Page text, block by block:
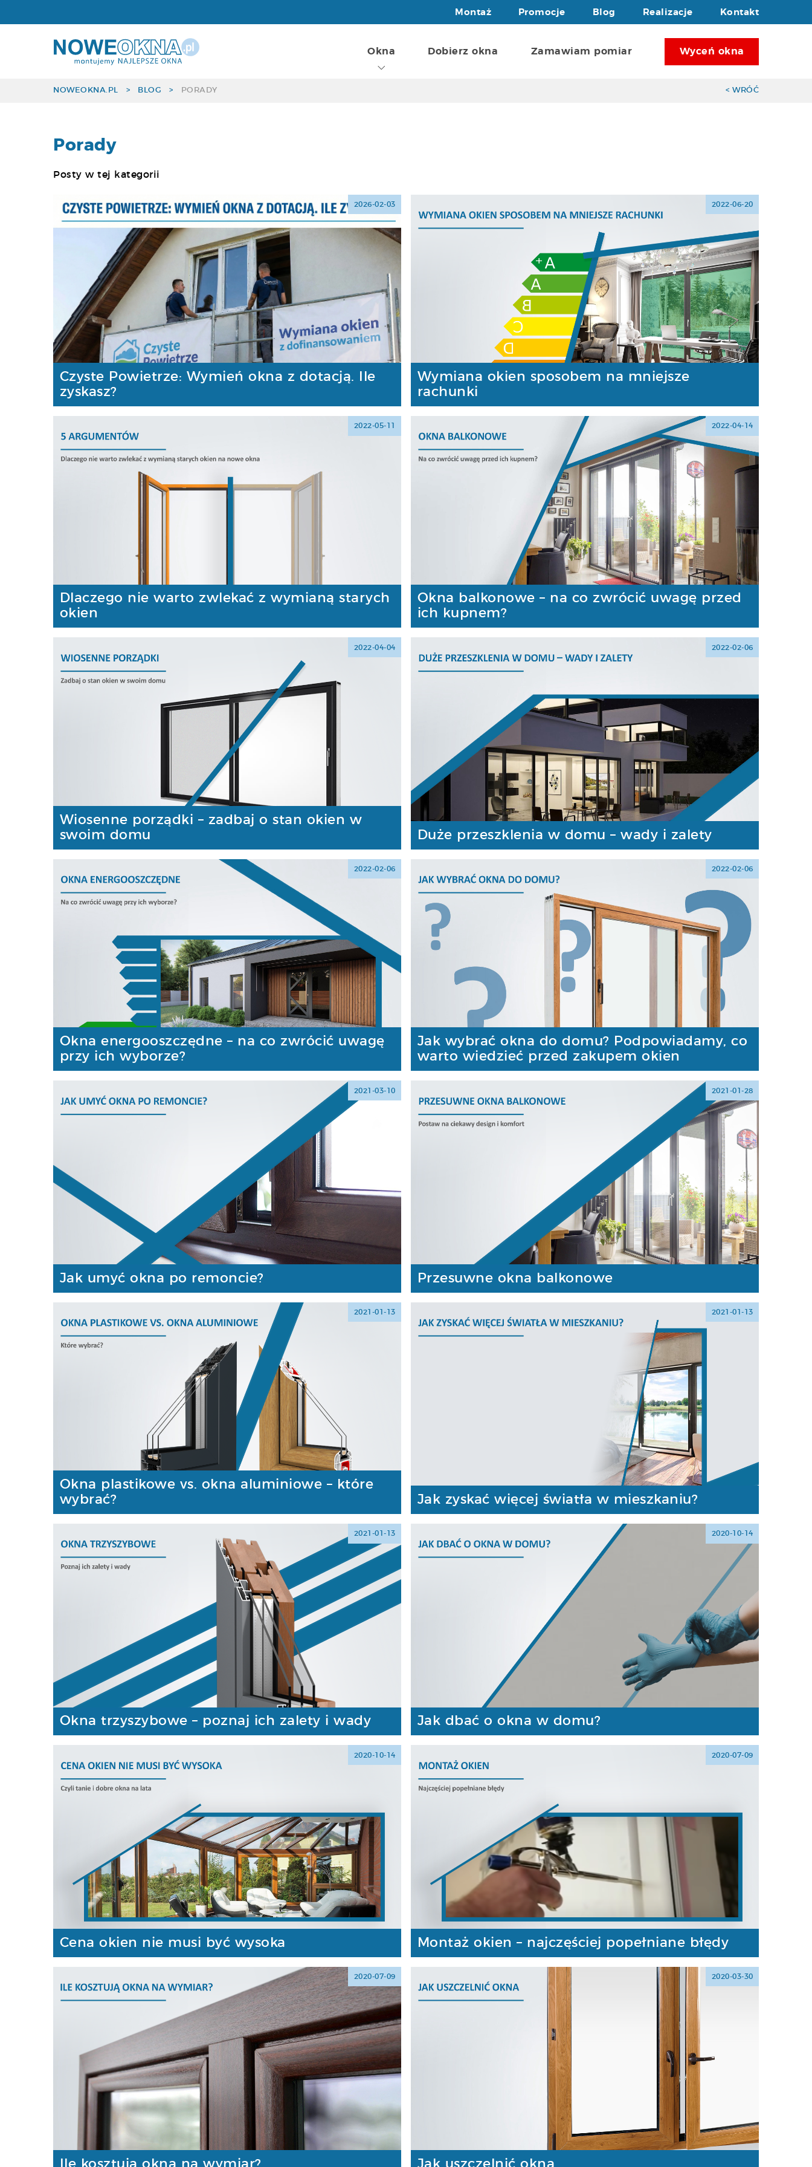
Montaż Promocje Blog Realizacje Kontakt
Okna Dobierz okna Zamawiam pomiar Wyceń okna
NOWEOKNA.PL > BLOG > PORADY < WRÓĆ
System przesuwny
Porady
Posty w tej kategorii
2026-02-03
Czyste Powietrze: Wymień okna z dotacją. Ile
zyskasz?
2022-06-20
Wymiana okien sposobem na mniejsze
rachunki
2022-05-11
Dlaczego nie warto zwlekać z wymianą starych
okien
2022-04-14
Okna balkonowe – na co zwrócić uwagę przed
ich kupnem?
2022-04-04
Wiosenne porządki – zadbaj o stan okien w
swoim domu
2022-02-06
Duże przeszklenia w domu – wady i zalety
2022-02-06
Okna energooszczędne – na co zwrócić uwagę
przy ich wyborze?
2022-02-06
Jak wybrać okna do domu? Podpowiadamy, co
warto wiedzieć przed zakupem okien
2021-03-10
Jak umyć okna po remoncie?
2021-01-28
Przesuwne okna balkonowe
2021-01-13
Okna plastikowe vs. okna aluminiowe – które
wybrać?
2021-01-13
Jak zyskać więcej światła w mieszkaniu?
2021-01-13
Okna trzyszybowe – poznaj ich zalety i wady
2020-10-14
Jak dbać o okna w domu?
2020-10-14
Cena okien nie musi być wysoka
2020-07-09
Montaż okien – najczęściej popełniane błędy
2020-07-09
Ile kosztują okna na wymiar?
2020-03-30
Jak uszczelnić okna